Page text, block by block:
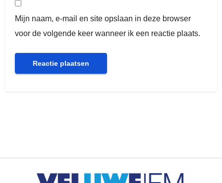
Mijn naam, e-mail en site opslaan in deze browser
voor de volgende keer wanneer ik een reactie plaats.